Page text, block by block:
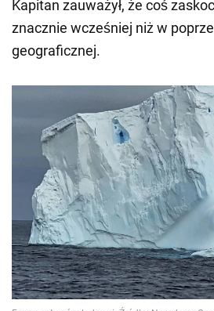
Kapitan zauważył, że coś
znacznie wcześniej niż w
geograficznej.